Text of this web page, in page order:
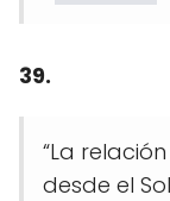
39.
“La
desde el